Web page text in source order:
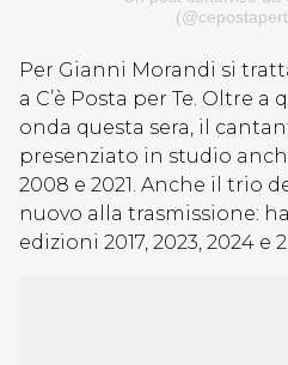
Per Gianni Morandi si
a C’è Posta per Te. Oltre a
onda questa sera, il
presenziato in studio
2008 e 2021. Anche il trio
nuovo alla trasmissione:
edizioni 2017, 2023, 2024 e